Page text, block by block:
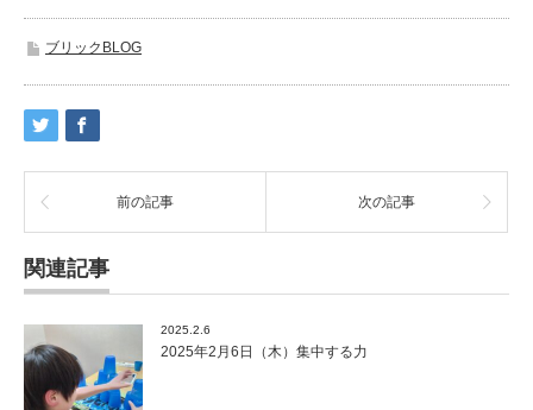
ブリックBLOG
前の記事 次の記事
関連記事
2025.2.6
2025年2月6日（木）集中する力